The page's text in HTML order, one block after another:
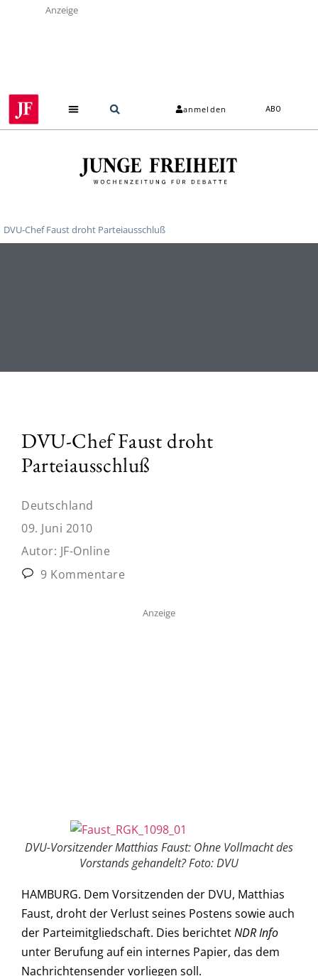
Anzeige
anmelden ABO
DVU-Chef Faust droht Parteiausschluß
DVU-Chef Faust droht
Parteiausschluß
Deutschland
09. Juni 2010
Autor: JF-Online
9 Kommentare
Anzeige
DVU-Vorsitzender Matthias Faust: Ohne Vollmacht des
Vorstands gehandelt? Foto: DVU
HAMBURG. Dem Vorsitzenden der DVU, Matthias
Faust, droht der Verlust seines Postens sowie auch
der Parteimitgliedschaft. Dies berichtetNDR Info
unter Berufung auf ein internes Papier, das dem
Nachrichtensender vorliegen soll.